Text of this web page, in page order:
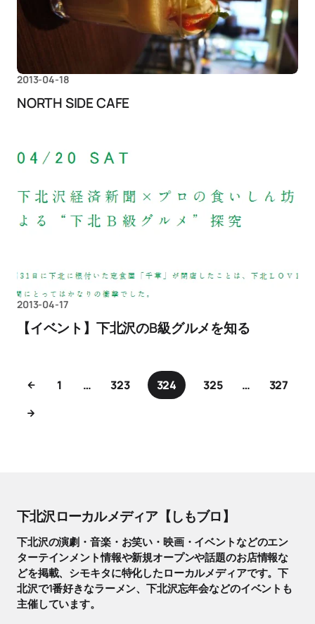
2013-04-18
NORTH SIDE CAFE
2013-04-17
【イベント】下北沢のB級グルメを知る
1 … 323 324 325 … 327
下北沢ローカルメディア【しもブロ】
下北沢の演劇・音楽・お笑い・映画・イベントなどのエン
ターテインメント情報や新規オープンや話題のお店情報な
どを掲載、シモキタに特化したローカルメディアです。下
北沢で1番好きなラーメン、下北沢忘年会などのイベントも
主催しています。